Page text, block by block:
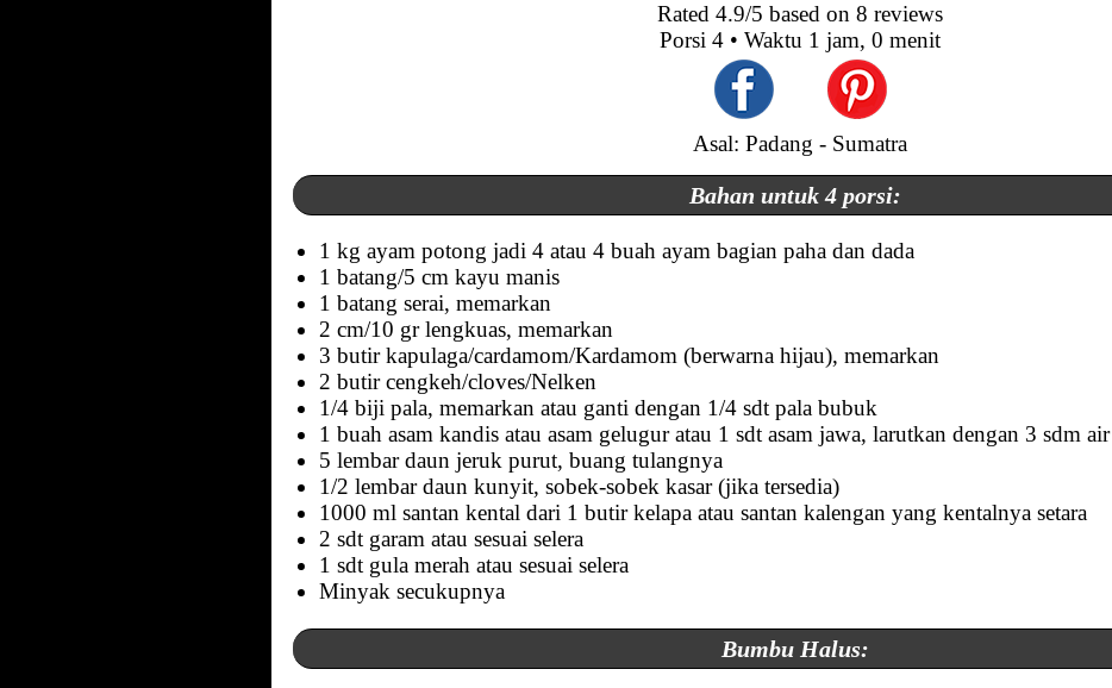
Rated 4.9/5 based on 8 reviews
Porsi 4 • Waktu 1 jam, 0 menit
Asal: Padang - Sumatra
Bahan untuk 4 porsi:
1 kg ayam potong jadi 4 atau 4 buah ayam bagian paha dan dada
1 batang/5 cm kayu manis
1 batang serai, memarkan
2 cm/10 gr lengkuas, memarkan
3 butir kapulaga/cardamom/Kardamom (berwarna hijau), memarkan
2 butir cengkeh/cloves/Nelken
1/4 biji pala, memarkan atau ganti dengan 1/4 sdt pala bubuk
1 buah asam kandis atau asam gelugur atau 1 sdt asam jawa, larutkan dengan 3 sdm air
5 lembar daun jeruk purut, buang tulangnya
1/2 lembar daun kunyit, sobek-sobek kasar (jika tersedia)
1000 ml santan kental dari 1 butir kelapa atau santan kalengan yang kentalnya setara
2 sdt garam atau sesuai selera
1 sdt gula merah atau sesuai selera
Minyak secukupnya
Bumbu Halus: